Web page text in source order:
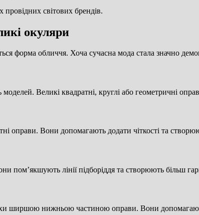
провідних світових брендів.
окуляри
форма обличчя. Хоча сучасна мода стала значно
Великі квадратні, круглі або геометричні
оправи. Вони допомагають додати чіткості та
пом’якшують лінії підборіддя та створюють більш
ширшою нижньою частиною оправи. Вони